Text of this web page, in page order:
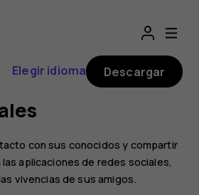
Elegir idioma Descargar
con sus conocidos y compartir
aplicaciones de redes sociales,
vivencias de sus amigos.